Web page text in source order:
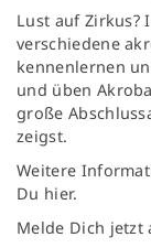
Lust auf Zirkus?
verschiedene
kennenlernen
und üben
große
zeigst.
Weitere
Du hier.
Melde Dich jetzt